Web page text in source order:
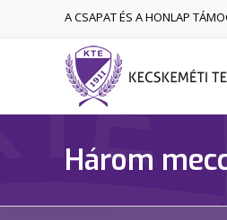
A CSAPAT ÉS A HONLAP
Három